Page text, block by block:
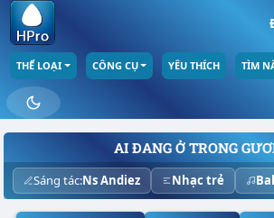
THỂ LOẠI CÔNG CỤ YÊU THÍCH TÌM
AI ĐANG Ở TRONG
Sáng tác:Ns Andiez Nhạc trẻ